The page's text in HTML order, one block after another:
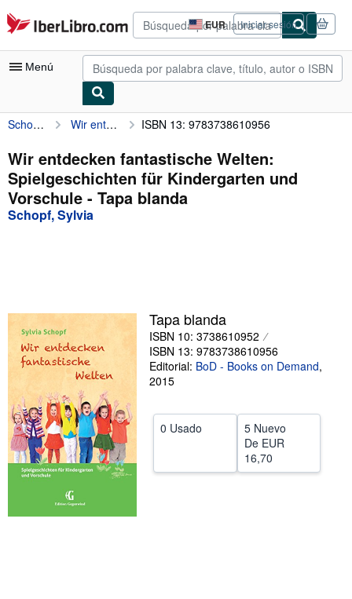
Pasar al contenido principal
IberLibro.com EUR
Preferencias
de
compra
del
Iniciar sesión
Menú
Mi cuenta
Consultar mis pedidos
Búsqueda avanzada
Colecciones
Comenzar a vender
Ayuda
CERRAR
Schopf, Sylvia Wir entdecken fantastische Welten: Spielgeschichten für Kindergarten und Vorschule ISBN 13: 9783738610956
Wir entdecken fantastische Welten:
Spielgeschichten für Kindergarten und
Vorschule - Tapa blanda
Schopf, Sylvia
Tapa blanda
ISBN 10: 3738610952
ISBN 13: 9783738610956
Editorial: BoD - Books on Demand,
2015
0 Usado
5 Nuevo
De EUR
16,70